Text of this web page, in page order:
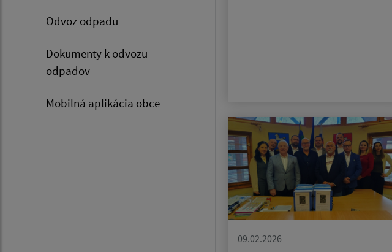
Odvoz odpadu
Dokumenty k odvozu
odpadov
Mobilná aplikácia obce
09.02.2026